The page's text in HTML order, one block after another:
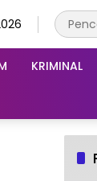
KRIMINAL